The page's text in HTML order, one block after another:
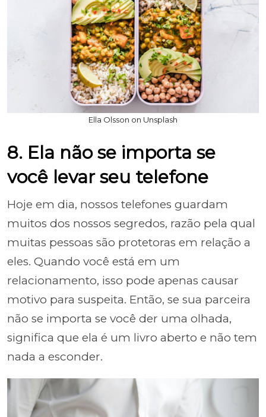
Ella Olsson on Unsplash
8. Ela não se importa se
você levar seu telefone
Hoje em dia, nossos telefones guardam
muitos dos nossos segredos, razão pela qual
muitas pessoas são protetoras em relação a
eles. Quando você está em um
relacionamento, isso pode apenas causar
motivo para suspeita. Então, se sua parceira
não se importa se você der uma olhada,
significa que ela é um livro aberto e não tem
nada a esconder.